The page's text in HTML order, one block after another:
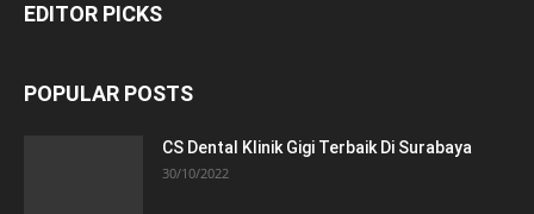
EDITOR PICKS
POPULAR POSTS
CS Dental Klinik Gigi Terbaik Di Surabaya
30/10/2022